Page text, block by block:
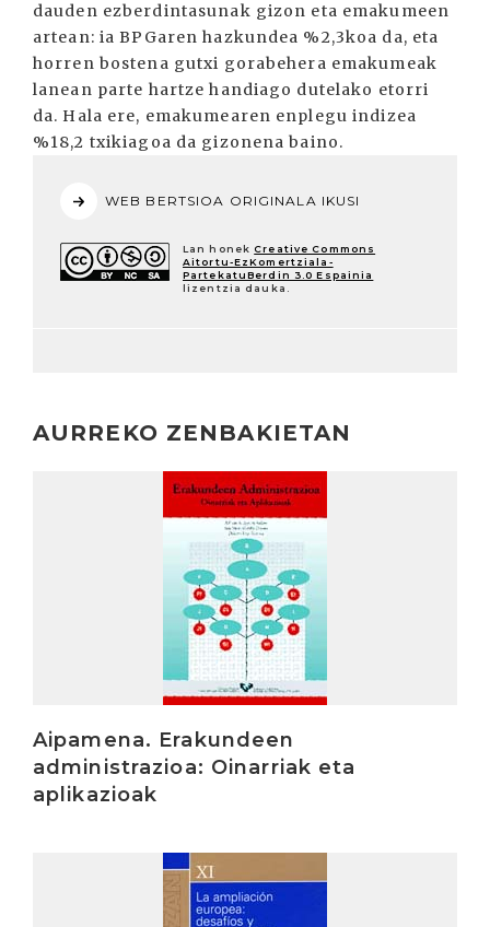
dauden ezberdintasunak gizon eta emakumeen
artean: ia BPGaren hazkundea %2,3koa da, eta
horren bostena gutxi gorabehera emakumeak
lanean parte hartze handiago dutelako etorri
da. Hala ere, emakumearen enplegu indizea
%18,2 txikiagoa da gizonena baino.
WEB BERTSIOA ORIGINALA IKUSI
Lan honek Creative Commons
Aitortu-EzKomertziala-
PartekatuBerdin 3.0 Espainia
lizentzia dauka.
AURREKO ZENBAKIETAN
Aipamena. Erakundeen
administrazioa: Oinarriak eta
aplikazioak